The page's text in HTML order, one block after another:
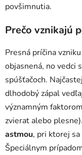
povšimnutia.
Prečo vznikajú
Presná príčina
objasnená, no vedci
spúšťačoch.
dlhodobý zápal
významným
zvierat alebo
astmou, pri ktorej sa
Špeciálnym